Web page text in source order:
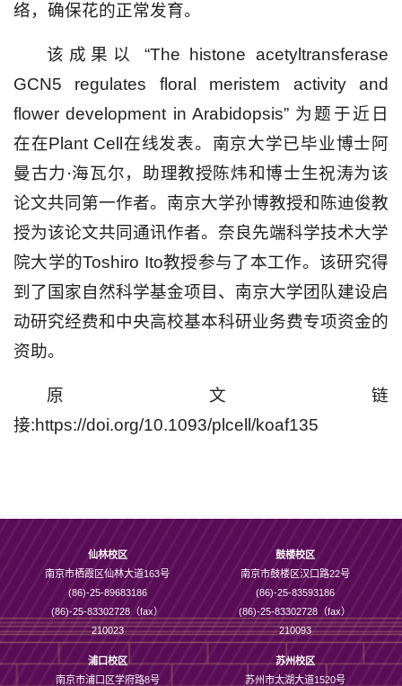
络，确保花的正常发育。
该成果以 “The histone acetyltransferase
GCN5 regulates floral meristem activity and
flower development in Arabidopsis” 为题于近日
在在Plant Cell在线发表。 南京大学已毕业博士阿
曼古力·海瓦尔，助理教授陈炜和博士生祝涛为该
论文共同第一作者。南京大学孙博教授和陈迪俊教
授为该论文共同通讯作者。奈良先端科学技术大学
院大学的Toshiro Ito教授参与了本工作。该研究得
到了国家自然科学基金项目、南京大学团队建设启
动研究经费和中央高校基本科研业务费专项资金的
资助。
原文链
接:https://doi.org/10.1093/plcell/koaf135
仙林校区
南京市栖霞区仙林大道163号
(86)-25-89683186
(86)-25-83302728（fax）
210023
鼓楼校区
南京市鼓楼区汉口路22号
(86)-25-83593186
(86)-25-83302728（fax）
210093
浦口校区
南京市浦口区学府路8号
苏州校区
苏州市太湖大道1520号